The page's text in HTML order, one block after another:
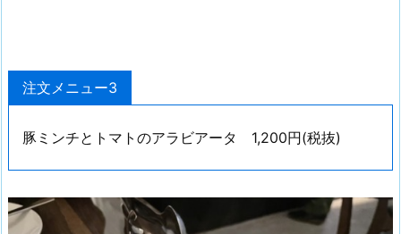
注文メニュー3
豚ミンチとトマトのアラビアータ 1,200円(税抜)